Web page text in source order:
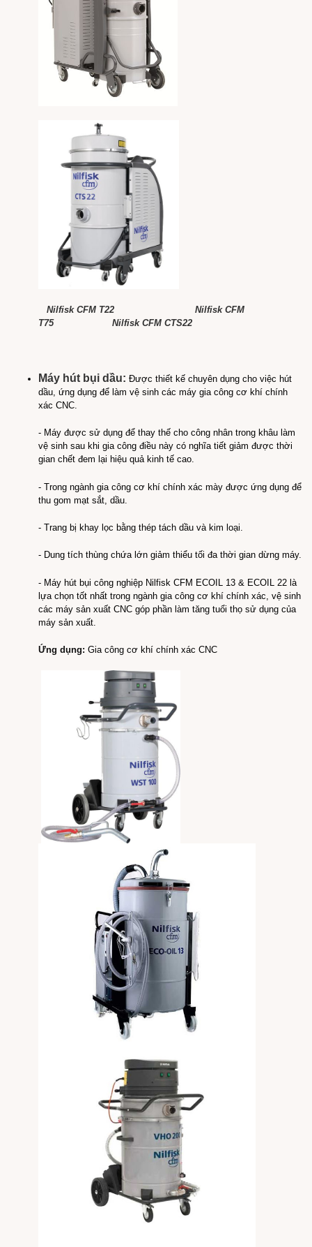
Nilfisk CFM T22
Nilfisk CFM
T75
Nilfisk CFM CTS22
Máy hút bụi dầu: Được thiết kế chuyên dụng cho việc hút
dầu, ứng dụng để làm vệ sinh các máy gia công cơ khí chính
xác CNC.
- Máy được sử dụng để thay thế cho công nhân trong khâu làm
vệ sinh sau khi gia công điều này có nghĩa tiết giảm được thời
gian chết đem lại hiệu quả kinh tế cao.
- Trong ngành gia công cơ khí chính xác mày được ứng dụng để
thu gom mạt sắt, dầu.
- Trang bị khay lọc bằng thép tách dầu và kim loại.
- Dung tích thùng chứa lớn giảm thiểu tối đa thời gian dừng máy.
- Máy hút bụi công nghiệp Nilfisk CFM ECOIL 13 & ECOIL 22 là
lựa chọn tốt nhất trong ngành gia công cơ khí chính xác, vệ sinh
các máy sản xuất CNC góp phần làm tăng tuổi thọ sử dụng của
máy sản xuất.
Ứng dụng: Gia công cơ khí chính xác CNC